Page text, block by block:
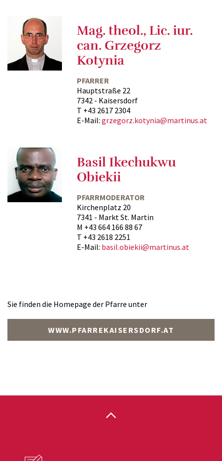
Mag. theol., Lic. iur.
can. Grzegorz
Kotynia
PFARRER
Hauptstraße 22
7342 - Kaisersdorf
T +43 2617 2304
E-Mail: grzegorz.kotynia@martinus.at
Basil Ikechukwu
Obiekii
PFARRMODERATOR
Kirchenplatz 20
7341 - Markt St. Martin
M +43 664 166 88 67
T +43 2618 2251
E-Mail: basil.obiekii@martinus.at
Sie finden die Homepage der Pfarre unter
WWW.PFARREKAISERSDORF.AT